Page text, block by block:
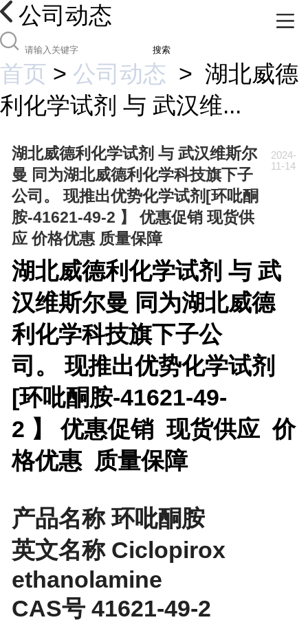
公司动态
搜索
首页 > 公司动态 > 湖北威德
利化学试剂 与 武汉维...
湖北威德利化学试剂 与 武汉维斯尔
曼 同为湖北威德利化学科技旗下子
公司。 现推出优势化学试剂[环吡酮
胺-41621-49-2 】 优惠促销 现货供
应 价格优惠 质量保障
2024-
11-14
湖北威德利化学试剂 与 武
汉维斯尔曼 同为湖北威德
利化学科技旗下子公
司。 现推出优势化学试剂
[环吡酮胺-41621-49-
2 】 优惠促销 现货供应 价
格优惠 质量保障
产品名称 环吡酮胺
英文名称 Ciclopirox
ethanolamine
CAS号 41621-49-2